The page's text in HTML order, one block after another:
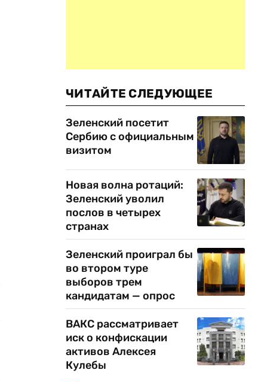
ЧИТАЙТЕ СЛЕДУЮЩЕЕ
Зеленский посетит
Сербию с официальным
визитом
Новая волна ротаций:
Зеленский уволил
послов в четырех
странах
Зеленский проиграл бы
во втором туре
выборов трем
кандидатам — опрос
ВАКС рассматривает
иск о конфискации
активов Алексея
Кулебы